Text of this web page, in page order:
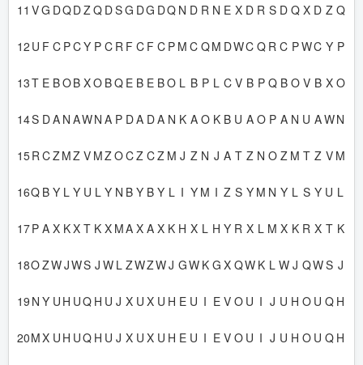
11 VG DQDZQ DSG DG DQ N D R N E X D R S D Q X D Z Q
12 U F C PCY P C R F C F C P M C QM DWC Q R C PWC Y P
13T E BOB XO BQ E B E BO L B P L C V B P Q B O V B X O
14S DA N AWN A P DA DA N K A O K B U A O P A N U AWN
15RCZMZ V MZOCZ CZ M J Z N J A T Z N O Z M T Z V M
16Q B Y L Y U L Y N B Y B Y L I Y M I Z S Y M N Y L S Y U L
17P A X KX T K X MA X A X K H X L H Y R X L M X K R X T K
18OZWJWS J W L ZWZWJ GW K G X QW K L W J QWS J
19 N Y U H UQ H U J X U X U H E U I E V O U I J U H O U Q H
20MX U H UQ H U J X U X U H E U I E V O U I J U H O U Q H